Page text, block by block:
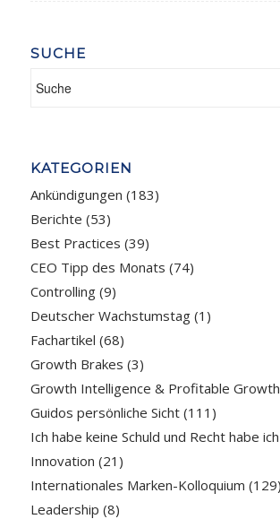
SUCHE
KATEGORIEN
Ankündigungen (183)
Berichte (53)
Best Practices (39)
CEO Tipp des Monats (74)
Controlling(9)
Deutscher Wachstumstag(1)
Fachartikel (68)
Growth Brakes (3)
Growth Intelligence & Profitable Growth
Guidos persönliche Sicht(111)
Ich habe keine Schuld und Recht habe
Innovation (21)
Internationales Marken-Kolloquium (129)
Leadership (8)